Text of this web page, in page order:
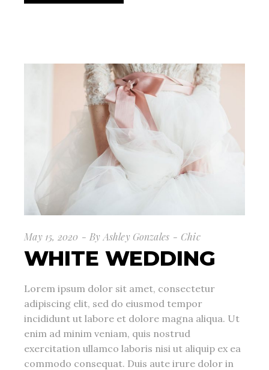
May 15, 2020 By Ashley Gonzales Chic
WHITE WEDDING
Lorem ipsum dolor sit amet, consectetur
adipiscing elit, sed do eiusmod tempor
incididunt ut labore et dolore magna aliqua. Ut
enim ad minim veniam, quis nostrud
exercitation ullamco laboris nisi ut aliquip ex ea
commodo consequat. Duis aute irure dolor in